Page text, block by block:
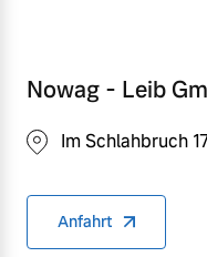
Nowag - Leib
Im Schlahbruch
Anfahrt